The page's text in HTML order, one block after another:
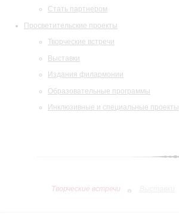
Стать партнером
Просветительские проекты
Творческие встречи
Выставки
Издания филармонии
Образовательные программы
Инклюзивные и специальные проекты
Творческие встречи